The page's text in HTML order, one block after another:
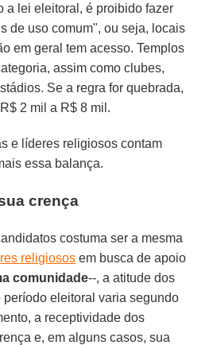
a lei eleitoral, é proibido fazer
de uso comum", ou seja, locais
em geral tem acesso. Templos
assim como clubes,
Se a regra for quebrada,
2 mil a R$ 8 mil.
e líderes religiosos contam
essa balança.
crença
costuma ser a mesma
religiosos em busca de apoio
comunidade--, a atitude dos
período eleitoral varia segundo
a receptividade dos
e, em alguns casos, sua